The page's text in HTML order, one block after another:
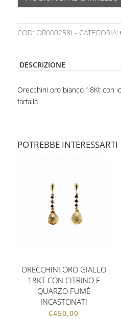
COD: OR000258I CATEGORIA:
DESCRIZIONE
Orecchini oro bianco 18Kt con
farfalla
POTREBBE INTERESSARTI
ORECCHINI ORO GIALLO
18KT CON CITRINO E
QUARZO FUMÈ
INCASTONATI
€450,00